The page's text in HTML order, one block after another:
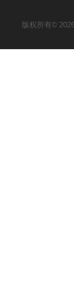
版权所有©